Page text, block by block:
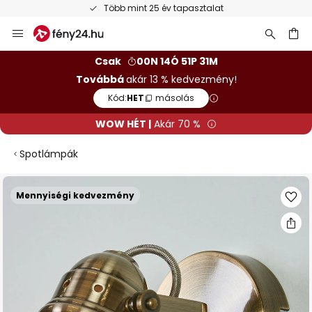
Több mint 25 év tapasztalat
Ugrás
a
Csak
00N 14Ó 51P 30M
Továbbáakár 13 % kedvezmény!
Kód:HET másolás
WOW HÉT | Akár 70 %
Spotlámpák
Mennyiségi kedvezmény
Ugrás